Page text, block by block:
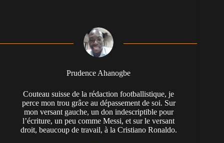
Prudence Ahanogbe
Couteau suisse de la rédaction footballistique, je
perce mon trou grâce au dépassement de soi. Sur
mon versant gauche, un don indescriptible pour
l’écriture, un peu comme Messi, et sur le versant
droit, beaucoup de travail, à la Cristiano Ronaldo.